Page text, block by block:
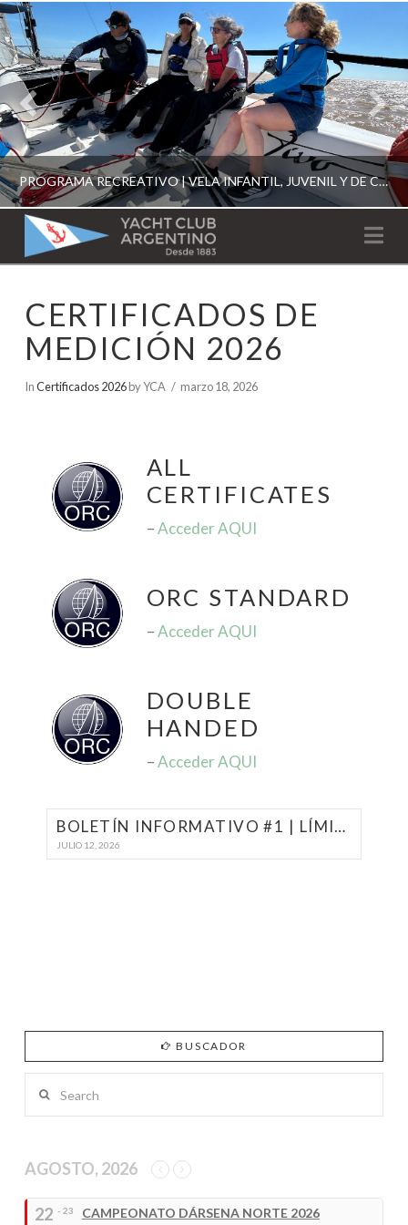
PROGRAMA RECREATIVO | VELA INFANTIL, JUVENIL Y DE CRUCERO 2026
ESCUELA RECREATIVA 2026
YACHT
CLUB
ARGENTINO
CERTIFICADOS DE
MEDICIÓN 2026
InCertificados 2026by YCA marzo 18, 2026
ALL
CERTIFICATES
–Acceder AQUI
ORC STANDARD
–Acceder AQUI
DOUBLE
HANDED
–Acceder AQUI
BOLETÍN INFORMATIVO #1 | LÍMITE DE SERIE ORC 2026
JULIO 12, 2026
BUSCADOR
AGOSTO, 2026
22 - 23
CAMPEONATO DÁRSENA NORTE 2026